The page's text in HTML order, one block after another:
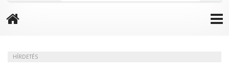
HÍRDETÉS